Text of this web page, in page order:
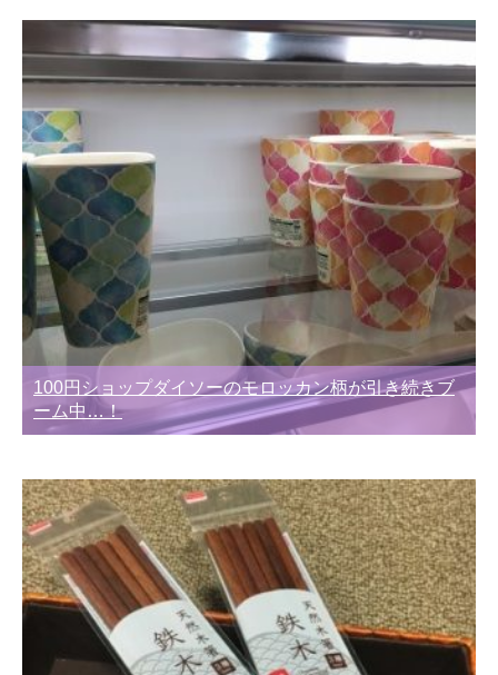
100円ショップダイソーのモロッカン柄が引き続きブ
ーム中…！